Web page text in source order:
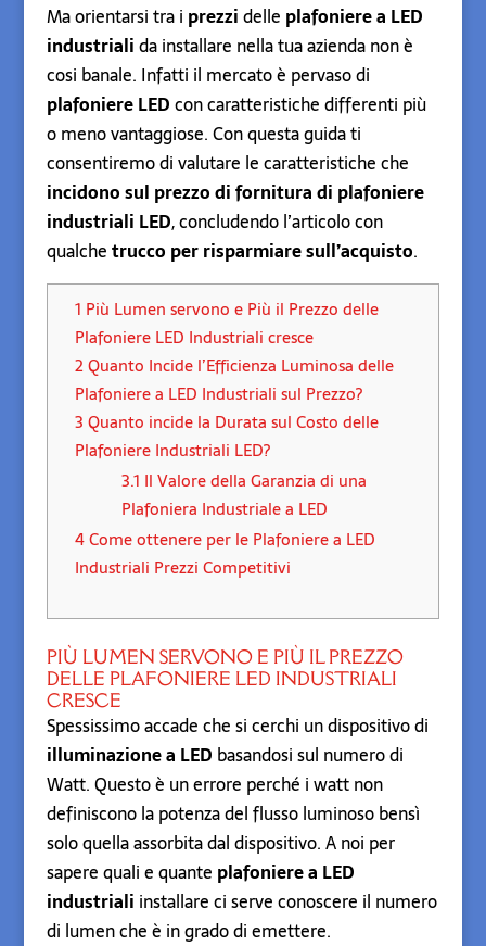
Ma orientarsi tra i prezzidelle plafoniere a LED
industrialida installare nella tua azienda non è
cosi banale. Infatti il mercato è pervaso di
plafoniere LEDcon caratteristiche differenti più
o meno vantaggiose. Con questa guida ti
consentiremo di valutare le caratteristiche che
incidono sul prezzo di fornitura di plafoniere
industriali LED, concludendo l’articolo con
qualchetrucco per risparmiare sull’acquisto.
1 Più Lumen servono e Più il Prezzo delle
Plafoniere LED Industriali cresce
2Quanto Incide l’Efficienza Luminosa delle
Plafoniere a LED Industriali sul Prezzo?
3 Quanto incide la Durata sul Costo delle
Plafoniere Industriali LED?
3.1 Il Valore della Garanzia di una
Plafoniera Industriale a LED
4Come ottenere per le Plafoniere a LED
Industriali Prezzi Competitivi
PIÙ LUMEN SERVONO E PIÙ IL PREZZO
DELLE PLAFONIERE LED INDUSTRIALI
CRESCE
Spessissimo accade che si cerchi un dispositivo di
illuminazione a LED basandosi sul numero di
Watt. Questo è un errore perché i watt non
definiscono la potenza del flusso luminoso bensì
solo quella assorbita dal dispositivo. A noi per
sapere quali e quante plafoniere a LED
industriali installare ci serve conoscere il numero
di lumen che è in grado di emettere.